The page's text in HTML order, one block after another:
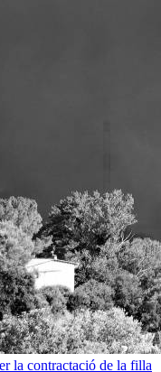
la contractació de la filla